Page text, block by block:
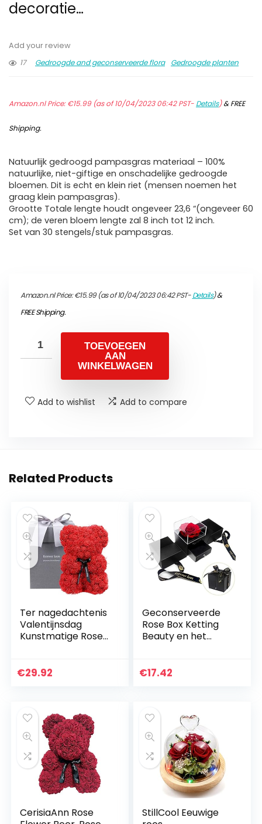
decoratie…
Add your review
17
Gedroogde and geconserveerde flora Gedroogde planten
Amazon.nl Price:€15.99(as of 10/04/2023 06:42 PST- Details)&FREE
Shipping.
Natuurlijk gedroogd pampasgras materiaal – 100%
natuurlijke, niet-giftige en onschadelijke gedroogde
bloemen. Dit is echt en klein riet (mensen noemen het
graag klein pampasgras).
Grootte Totale lengte houdt ongeveer 23,6 “(ongeveer 60
cm); de veren bloem lengte zal 8 inch tot 12 inch.
Set van 30 stengels/stuk pampasgras.
Amazon.nl Price:€15.99(as of 10/04/2023 06:42 PST-Details)&
FREE Shipping.
TOEVOEGEN
AAN
WINKELWAGEN
Add to wishlist Add to compare
Related Products
Ter nagedachtenis
Valentijnsdag
Kunstmatige Rose
Voorgoed Bloem
€29.92
Geconserveerde
Rose Box Ketting
Beauty en het
Geconserveerde
€17.42
CerisiaAnn Rose
StillCool Eeuwige